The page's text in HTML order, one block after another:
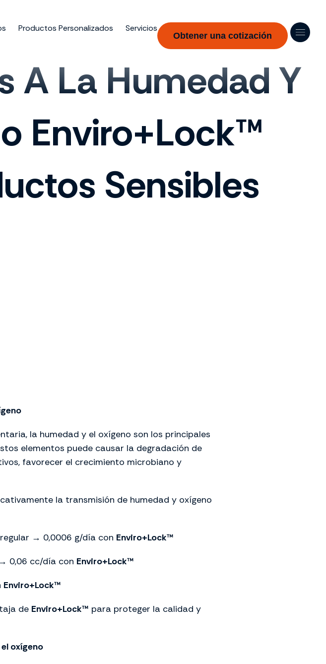
Productos Personalizados Servicios
Obtener una cotización
A La Humedad Y
Enviro+Lock™
Sensibles
la humedad y el oxígeno son los principales
elementos puede causar la degradación de
favorecer el crecimiento microbiano y
la transmisión de humedad y oxígeno
→ 0,0006 g/día con Enviro+Lock™
0,06 cc/día con Enviro+Lock™
Enviro+Lock™
de Enviro+Lock™ para proteger la calidad y
oxígeno